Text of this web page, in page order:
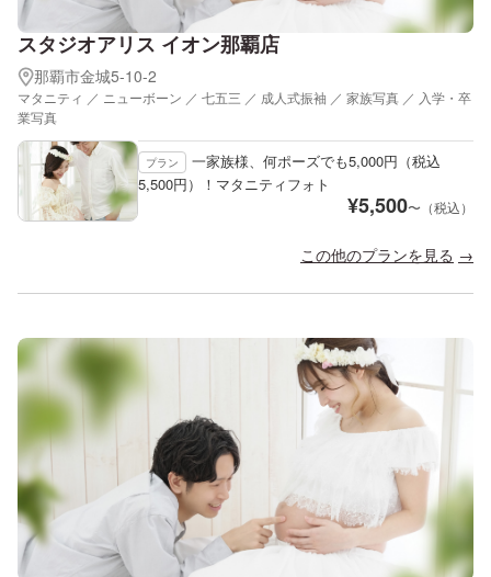
スタジオアリス イオン那覇店
那覇市金城5-10-2
マタニティ ／ ニューボーン ／ 七五三 ／ 成人式振袖 ／ 家族写真 ／ 入学・卒
業写真
プラン
一家族様、何ポーズでも5,000円（税込
5,500円）！マタニティフォト
¥5,500〜（税込）
この他のプランを見る